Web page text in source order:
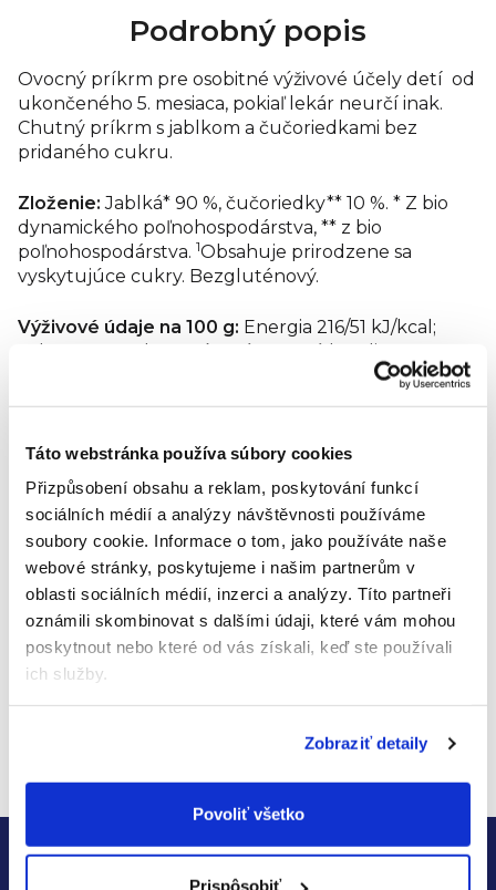
Táto webstránka používa súbory cookies
Přizpůsobení obsahu a reklam, poskytování funkcí
sociálních médií a analýzy návštěvnosti používáme
soubory cookie. Informace o tom, jako používáte naše
webové stránky, poskytujeme i našim partnerům v
oblasti sociálních médií, inzerci a analýzy. Títo partneři
oznámili skombinovat s dalšími údaji, které vám mohou
poskytnout nebo které od vás získali, keď ste používali
ich služby.
Zobraziť detaily
Povoliť všetko
Prispôsobiť
0 g; sacharidy 11,7 g, z toho cukry 9,7 g; bielkoviny 0,2 g; soľ
Skladovanie:
Skladujte na chladnom a
suchom mieste. Neohriatu časť skladujte po otvorení v
chladničke a spotrebujte do 2 dní. Výrobca/distribútor:
Holle Baby Food AG / Baby-Bio s. r. o.
Podrobný popis
Ovocný príkrm pre osobitné výživové účely detí od
ukončeného 5. mesiaca, pokiaľ lekár neurčí inak.
Chutný príkrm s jablkom a čučoriedkami bez
pridaného cukru.
Zloženie: Jablká* 90 %, čučoriedky** 10 %. * Z bio
dynamického poľnohospodárstva, ** z bio
poľnohospodárstva. 1Obsahuje prirodzene sa
vyskytujúce cukry. Bezgluténový.
Výživové údaje na 100 g: Energia 216/51 kJ/kcal;
sacharidy 11,7 g, z toho cukry 9,7 g; bielkoviny 0,2 g;
Skladovanie:Skladujte na chladnom a suchom
mieste. Neohriatu časť skladujte po otvorení v
chladničke a spotrebujte do 2 dní.
Výrobca/distribútor:Holle Baby Food AG / Baby-
Bio s. r. o.
Hodnotenie tovaru
Buďte prvý, kto napíše príspevok k tejto položke.
.
Zistite včas všetky akcie a